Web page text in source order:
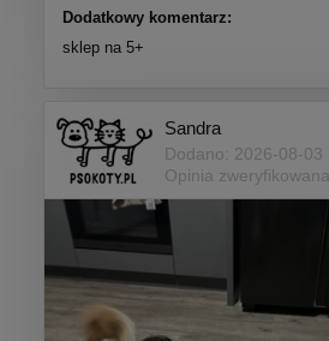
Dodatkowy komentarz:
sklep na 5+
Sandra
Dodano: 2026-08-03
Opinia zweryfikowana